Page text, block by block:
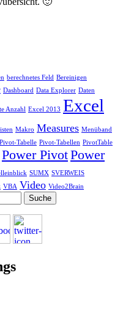
berechnetes Feld Bereinigen
Dashboard Data Explorer Daten
Anzahl Excel 2013 Excel
Makro Measures Menüband
Pivot-Tabelle Pivot-Tabellen PivotTable
Power PivotPower
SUMX SVERWEIS
VBA Video Video2Brain